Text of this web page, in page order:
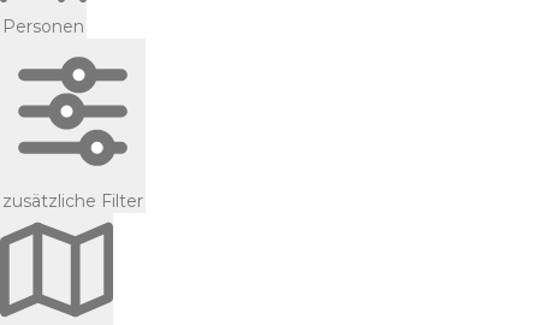
Personen
zusätzliche Filter